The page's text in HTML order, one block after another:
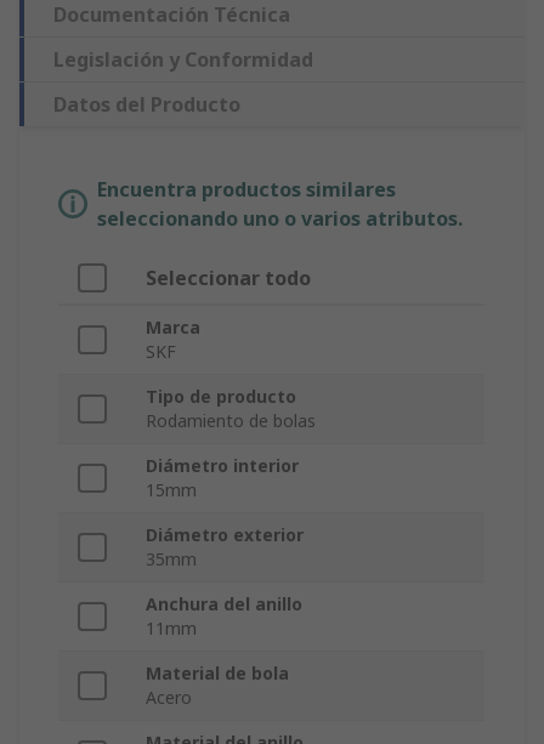
Documentación Técnica
Legislación y Conformidad
Datos del Producto
Encuentra productos similares
seleccionando uno o varios atributos.
Seleccionar todo
Marca
SKF
Tipo de producto
Rodamiento de bolas
Diámetro interior
15mm
Diámetro exterior
35mm
Anchura del anillo
11mm
Material de bola
Acero